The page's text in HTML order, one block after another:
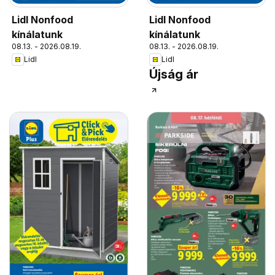
Lidl Nonfood
kínálatunk
08.13. - 2026.08.19.
Lidl
Lidl Nonfood
kínálatunk
08.13. - 2026.08.19.
Lidl
Újság ár